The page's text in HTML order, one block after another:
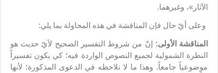
الآثار»، وغيرهما.
وعلى أيّ حال فإن المناقشة في هذه المحاولة بما يلي:
المناقشة الأولى:
إنّ من شروط التفسير الصحيح لأيّ حديث هو
النظرة الشمولية لجميع النصوص الواردة فيه؛ كي يكون تفسيراً
موضوعياً جامعاً. وهذا ما لا نلاحظه في الدعوى المذكورة؛ لأنها